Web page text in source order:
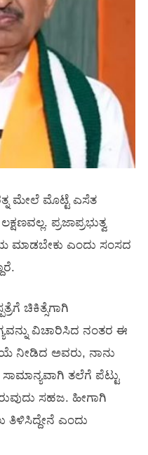
ಮೇಲೆ ಮೊಟ್ಟೆ ಎಸೆತ
ಪ್ರಜಾಪ್ರಭುತ್ವ
ಮಾಡಬೇಕು ಎಂದು ಸಂಸದ
ಚಿಕಿತ್ಸೆಗಾಗಿ
ವಿಚಾರಿಸಿದ ನಂತರ ಈ
ನೀಡಿದ ಅವರು, ನಾನು
ಸಾಮಾನ್ಯವಾಗಿ ತಲೆಗೆ ಪೆಟ್ಟು
ಸಹಜ. ಹೀಗಾಗಿ
ಎಂದು